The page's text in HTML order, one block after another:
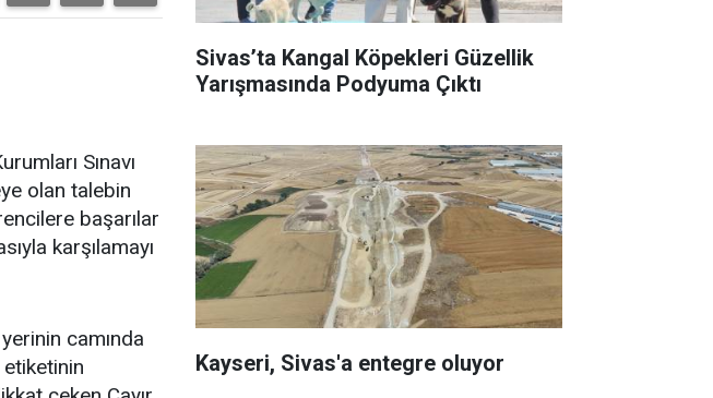
Sınavı
olan talebin
başarılar
karşılamayı
camında
Sivas’ta Kangal Köpekleri Güzellik
Yarışmasında Podyuma Çıktı
Kayseri, Sivas'a entegre oluyor